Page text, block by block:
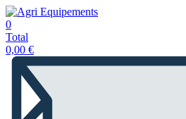
0
Total
0,00 €